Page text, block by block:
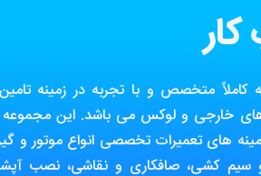
متخصص و با تجربه در زمینه تامین
خارجی و لوکس می باشد. این مجموعه
های تعمیرات تخصصی انواع موتور و
سیم کشی، صافکاری و نقاشی، نصب